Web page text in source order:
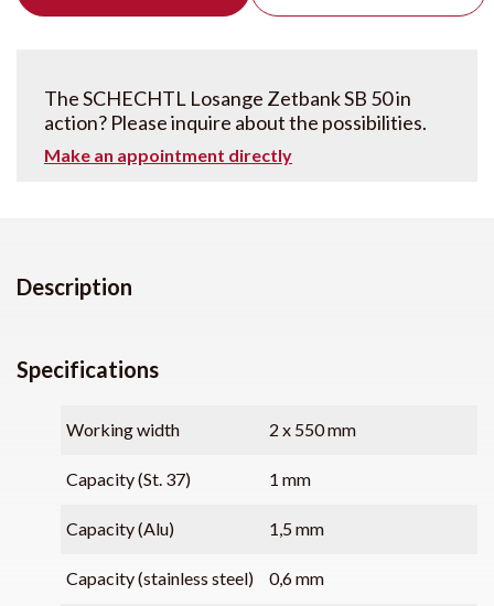
The SCHECHTL Losange Zetbank SB 50 in
action? Please inquire about the possibilities.
Make an appointment directly
Description
Specifications
Working width 2 x 550 mm
Capacity (St. 37) 1 mm
Capacity (Alu) 1,5 mm
Capacity (stainless steel)
0,6 mm